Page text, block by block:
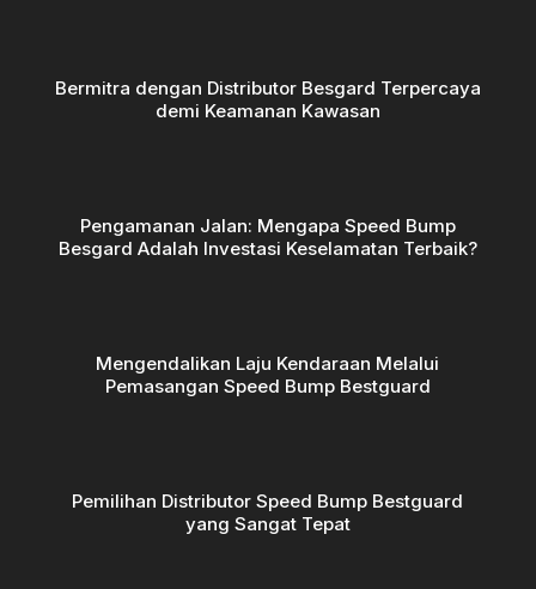
Bermitra dengan Distributor Besgard Terpercaya
demi Keamanan Kawasan
Pengamanan Jalan: Mengapa Speed Bump
Besgard Adalah Investasi Keselamatan Terbaik?
Mengendalikan Laju Kendaraan Melalui
Pemasangan Speed Bump Bestguard
Pemilihan Distributor Speed Bump Bestguard
yang Sangat Tepat